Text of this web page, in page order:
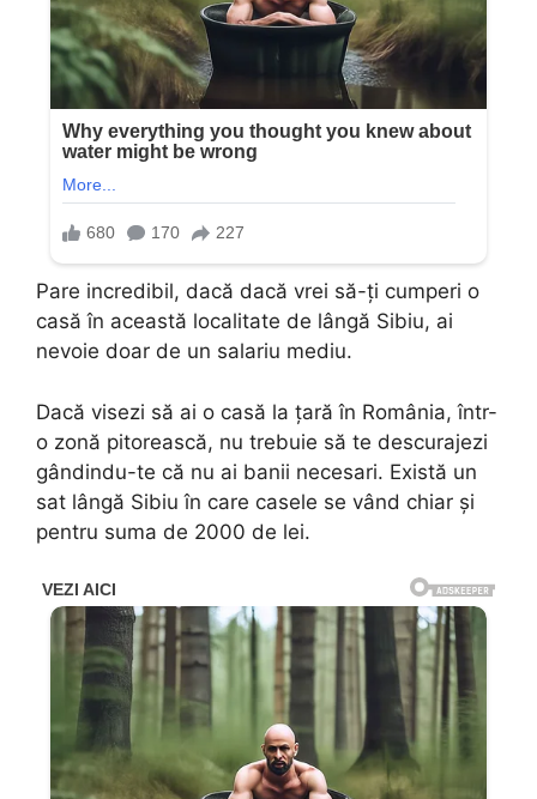
Pare incredibil, dacă dacă vrei să-ți cumperi o
casă în această localitate de lângă Sibiu, ai
nevoie doar de un salariu mediu.
Dacă visezi să ai o casă la țară în România, într-
o zonă pitorească, nu trebuie să te descurajezi
gândindu-te că nu ai banii necesari. Există un
sat lângă Sibiu în care casele se vând chiar și
pentru suma de 2000 de lei.